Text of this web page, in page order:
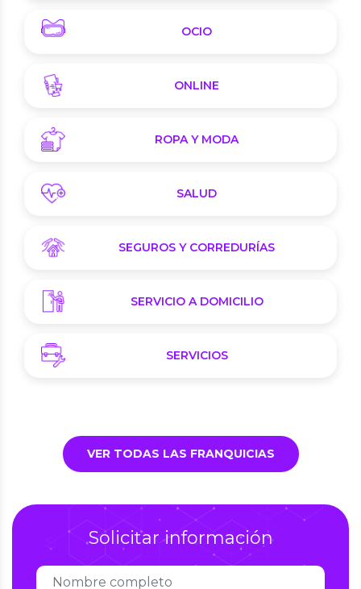
OCIO
ONLINE
ROPA Y MODA
SALUD
SEGUROS Y CORREDURÍAS
SERVICIO A DOMICILIO
SERVICIOS
VER TODAS LAS FRANQUICIAS
Solicitar información